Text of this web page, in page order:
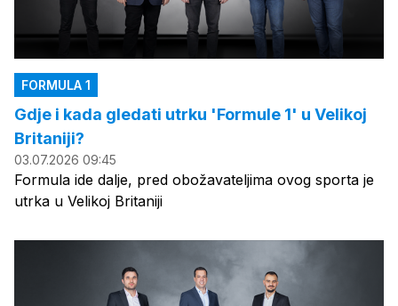
FORMULA 1
Gdje i kada gledati utrku 'Formule 1' u Velikoj
Britaniji?
03.07.2026 09:45
Formula ide dalje, pred obožavateljima ovog sporta je
utrka u Velikoj Britaniji